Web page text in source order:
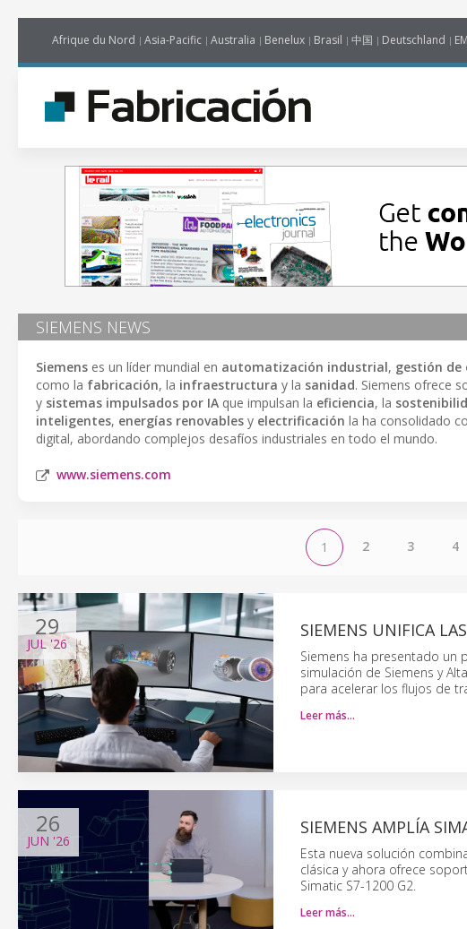
Afrique du Nord Asia-Pacific Australia Benelux Brasil 中国 Deutschland
SIEMENS NEWS
Siemens es un líder mundial en automatización industrial, gestión de
como la fabricación, la infraestructura y la sanidad. Siemens ofrece
y sistemas impulsados por IA que impulsan la eficiencia, la
inteligentes, energías renovables y electrificación la ha consolidado
digital, abordando complejos desafíos industriales en todo el mundo.
www.siemens.com
1 2 3 4
29
JUL'26
SIEMENS UNIFICA
Siemens ha presentado un
simulación de Siemens y
para acelerar los flujos de
Leer más…
26
JUN '26
SIEMENS AMPLÍA
Esta nueva solución
clásica y ahora ofrece
Simatic S7-1200 G2.
Leer más…